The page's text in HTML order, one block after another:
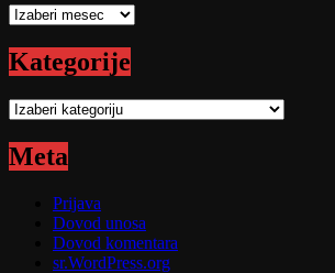
Arhive
Kategorije
Kategorije
Meta
Prijava
Dovod unosa
Dovod komentara
sr.WordPress.org